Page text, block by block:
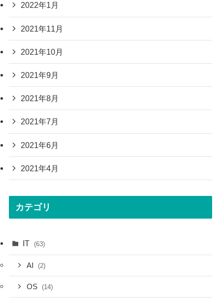
2022年1月
2021年11月
2021年10月
2021年9月
2021年8月
2021年7月
2021年6月
2021年4月
カテゴリ
IT (63)
AI (2)
OS (14)